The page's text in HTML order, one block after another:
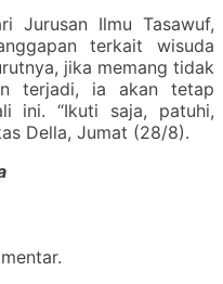
Jurusan Ilmu Tasawuf,
terkait wisuda
jika memang tidak
terjadi, ia akan tetap
ini. “Ikuti saja, patuhi,
Della, Jumat (28/8).